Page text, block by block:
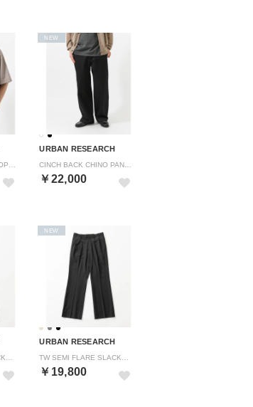
URBAN RESEARCH
￥22,000
NEW
URBAN RESEARCH
￥19,800
NEW